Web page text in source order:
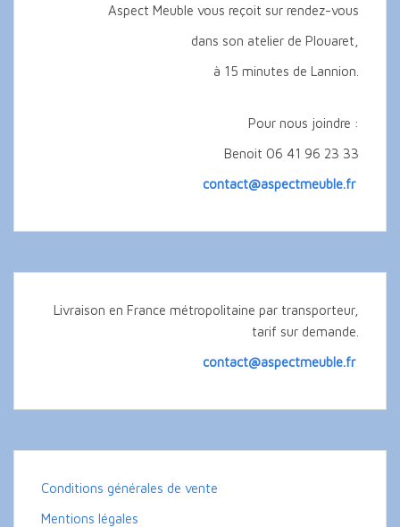
Aspect Meuble vous reçoit sur rendez-vous
dans son atelier de Plouaret,
à 15 minutes de Lannion.
Pour nous joindre :
Benoit 06 41 96 23 33
contact@aspectmeuble.fr
Livraison en France métropolitaine par transporteur,
tarif sur demande.
contact@aspectmeuble.fr
Conditions générales de vente
Mentions légales